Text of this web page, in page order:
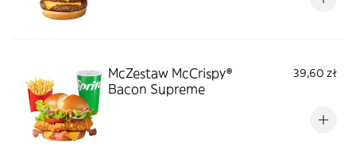
McZestaw McCrispy®
Bacon Supreme
39,60 zł